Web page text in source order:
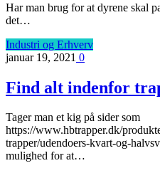
Har man brug for at dyrene skal
det…
Industri og Erhverv
januar 19, 2021 0
Find alt indenfor
Tager man et kig på sider som
https://www.hbtrapper.dk/
trapper/udendoers-kvart-og-
mulighed for at…